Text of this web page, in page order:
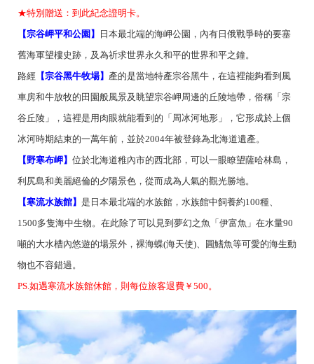
★特別贈送：到此紀念證明卡。
【宗谷岬平和公園】
日本最北端的海岬公園，內有日俄戰爭時的要塞
舊海軍望樓史跡，及為祈求世界永久和平的世界和平之鐘。
路經 【宗谷黑牛牧場】 產的是當地特產宗谷黑牛，在這裡能夠看到風
車房和牛放牧的田園般風景及眺望宗谷岬周邊的丘陵地帶，俗稱「宗
谷丘陵」，這裡是用肉眼就能看到的「周冰河地形」，它形成於上個
冰河時期結束的一萬年前，並於2004年被登錄為北海道遺產。
【野寒布岬】 位於北海道稚內市的西北部，可以一眼瞭望薩哈林島，
利尻島和美麗絕倫的夕陽景色，從而成為人氣的觀光勝地。
【寒流水族館】 是日本最北端的水族館，水族館中飼養約100種、
1500多隻海中生物。在此除了可以見到夢幻之魚「伊富魚」在水量90
噸的大水槽內悠遊的場景外，裸海蝶(海天使)、圓鰭魚等可愛的海生動
物也不容錯過。
PS.如遇寒流水族館休館，則每位旅客退費￥500。